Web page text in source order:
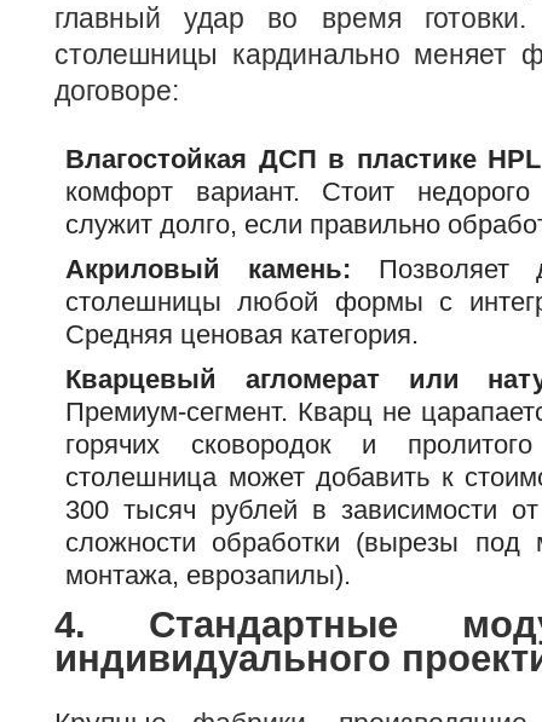
главный удар во время
столешницы кардинально меняет
договоре:
Влагостойкая ДСП в пластике
комфорт вариант. Стоит
служит долго, если правильно
Акриловый камень: Позволяет
столешницы любой формы с
Средняя ценовая категория.
Кварцевый агломерат или
Премиум-сегмент. Кварц не
горячих сковородок и
столешница может добавить к
300 тысяч рублей в зависимости
сложности обработки (вырезы под
монтажа, еврозапилы).
4. Стандартные
индивидуального